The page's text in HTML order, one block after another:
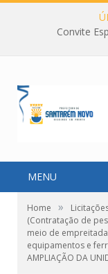
Convite
MENU
Home »
(Contratação de
meio de
equipamentos e
AMPLIAÇÃO DA